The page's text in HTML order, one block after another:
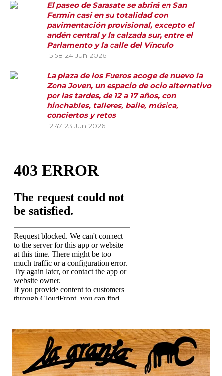
El paseo de Sarasate se abrirá en San
Fermín casi en su totalidad con
pavimentación provisional, excepto el
andén central y la calzada sur, entre el
Parlamento y la calle del Vínculo
15:58 24 Jun 2026
La plaza de los Fueros acoge de nuevo la
Zona Joven, un espacio de ocio alternativo
por las tardes, de 12 a 17 años, con
hinchables, talleres, baile, música,
conciertos y retos
12:47 23 Jun 2026